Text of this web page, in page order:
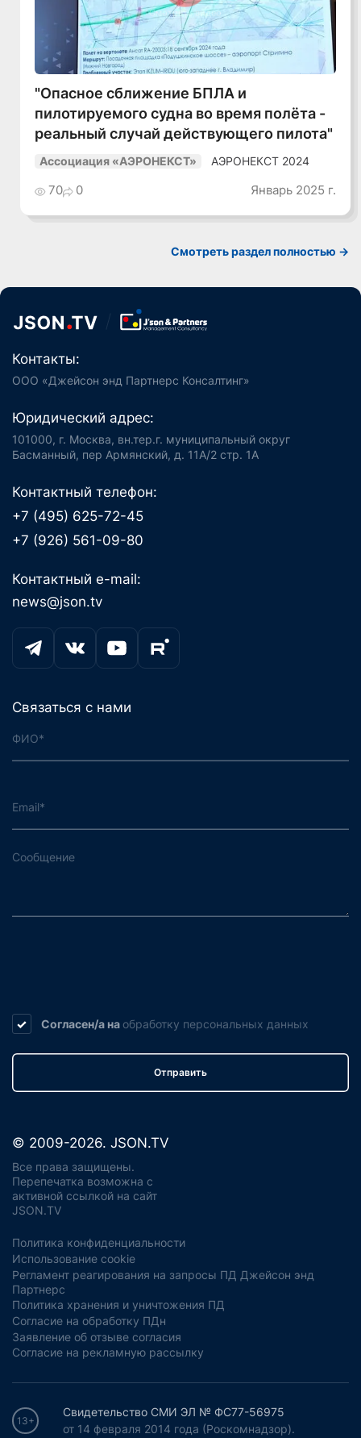
Смотреть видео
"Опасное сближение БПЛА и
пилотируемого судна во время полёта -
реальный случай действующего пилота"
Ассоциация «АЭРОНЕКСТ» АЭРОНЕКСТ 2024
70 0 Январь 2025 г.
Смотреть раздел полностью ->
Контакты:
ООО «Джейсон энд Партнерс Консалтинг»
Юридический адрес:
101000, г. Москва, вн.тер.г. муниципальный округ
Басманный, пер Армянский, д. 11А/2 стр. 1А
Контактный телефон:
+7 (495) 625-72-45
+7 (926) 561-09-80
Контактный e-mail:
news@json.tv
Связаться с нами
Согласен/а на обработку персональных данных
Отправить
© 2009-2026. JSON.TV
Все права защищены.
Перепечатка возможна с
активной ссылкой на сайт
JSON.TV
Политика конфиденциальности
Использование cookie
Регламент реагирования на запросы ПД Джейсон энд
Партнерс
Политика хранения и уничтожения ПД
Согласие на обработку ПДн
Заявление об отзыве согласия
Согласие на рекламную рассылку
13+
Свидетельство СМИ ЭЛ № ФС77-56975
от 14 февраля 2014 года (Роскомнадзор).